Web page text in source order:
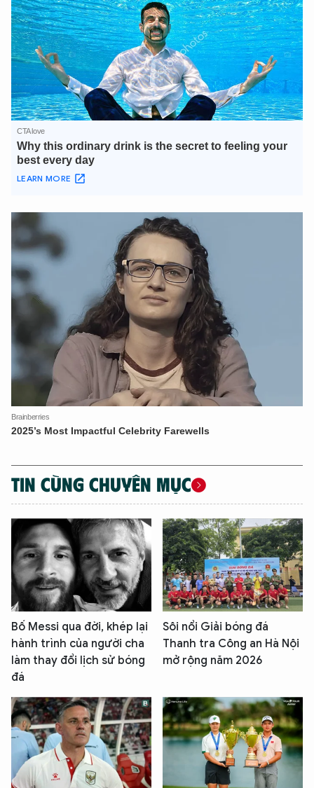
TIN CÙNG CHUYÊN MỤC
Bố Messi qua đời, khép lại
hành trình của người cha
làm thay đổi lịch sử bóng
đá
Sôi nổi Giải bóng đá
Thanh tra Công an Hà Nội
mở rộng năm 2026
XIN CHÀO,
TÔI LÀ CHATBOT CỦA
Hãy hỏi tôi bất kỳ điều gì bạn cần biết về
An Ninh Thủ Đô nhé. Tôi sẵn sàng hỗ trợ!